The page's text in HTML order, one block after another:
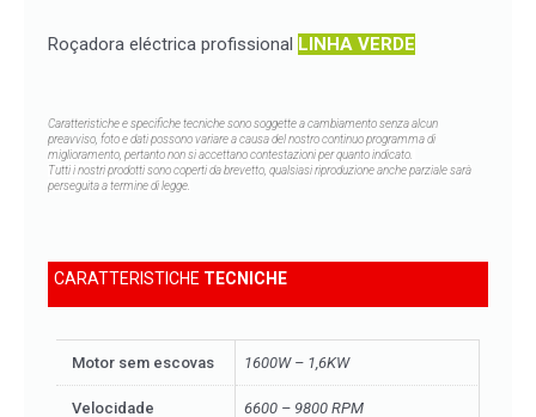
Roçadora eléctrica profissional LINHA VERDE
Caratteristiche e specifiche tecniche sono soggette a cambiamento senza alcun
preavviso, foto e dati possono variare a causa del nostro continuo programma di
miglioramento, pertanto non si accettano contestazioni per quanto indicato.
Tutti i nostri prodotti sono coperti da brevetto, qualsiasi riproduzione anche parziale sarà
perseguita a termine di legge.
CARATTERISTICHE TECNICHE
Motor sem escovas 1600W – 1,6KW
Velocidade 6600 – 9800 RPM